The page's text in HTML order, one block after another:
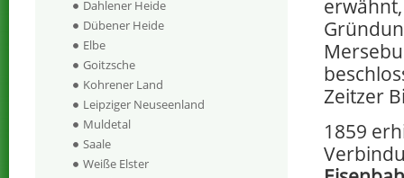
Zeitzer
1859
Dahlener Heide
Dübener Heide
Elbe
Goitzsche
Kohrener Land
Leipziger Neuseenland
Muldetal
Saale
Weiße Elster